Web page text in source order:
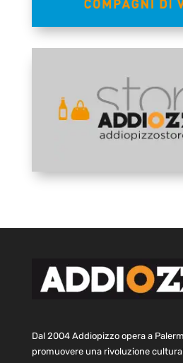
Dal 2004 Addiopizzo opera a
promuovere una rivoluzione